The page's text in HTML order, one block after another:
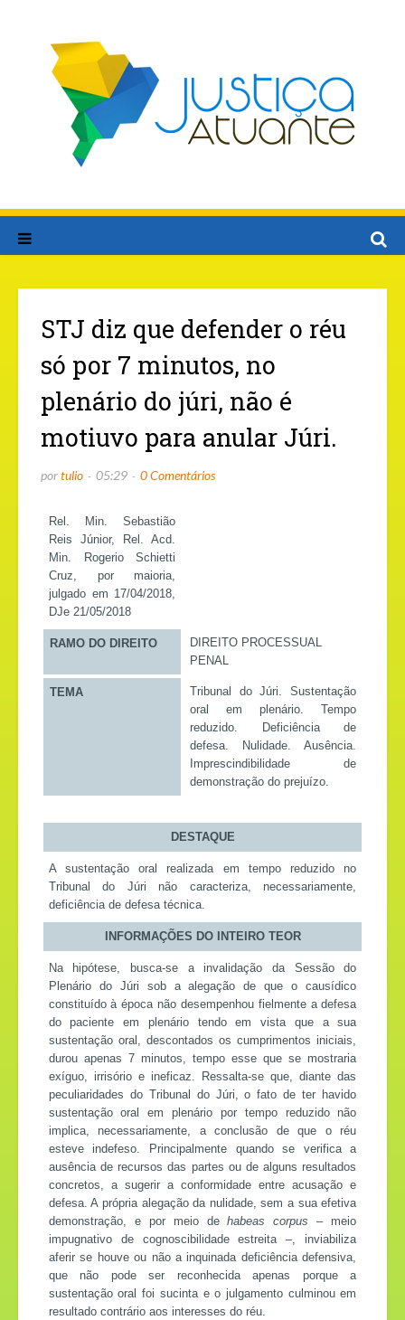
STJ diz que defender o réu
só por 7 minutos, no
plenário do júri, não é
motiuvo para anular Júri.
portulio 05:29 0 Comentários
Rel. Min. Sebastião
Reis Júnior, Rel. Acd.
Min. Rogerio Schietti
Cruz, por maioria,
julgado em 17/04/2018,
DJe 21/05/2018
RAMO DO DIREITO
DIREITO PROCESSUAL
PENAL
TEMA
Tribunal do Júri. Sustentação
oral em plenário. Tempo
reduzido. Deficiência de
defesa. Nulidade. Ausência.
Imprescindibilidade de
demonstração do prejuízo.
DESTAQUE
A sustentação oral realizada em tempo reduzido no
Tribunal do Júri não caracteriza, necessariamente,
deficiência de defesa técnica.
INFORMAÇÕES DO INTEIRO TEOR
Na hipótese, busca-se a invalidação da Sessão do
Plenário do Júri sob a alegação de que o causídico
constituído à época não desempenhou fielmente a defesa
do paciente em plenário tendo em vista que a sua
sustentação oral, descontados os cumprimentos iniciais,
durou apenas 7 minutos, tempo esse que se mostraria
exíguo, irrisório e ineficaz. Ressalta-se que, diante das
peculiaridades do Tribunal do Júri, o fato de ter havido
sustentação oral em plenário por tempo reduzido não
implica, necessariamente, a conclusão de que o réu
esteve indefeso. Principalmente quando se verifica a
ausência de recursos das partes ou de alguns resultados
concretos, a sugerir a conformidade entre acusação e
defesa. A própria alegação da nulidade, sem a sua efetiva
demonstração, e por meio dehabeas corpus – meio
impugnativo de cognoscibilidade estreita –, inviabiliza
aferir se houve ou não a inquinada deficiência defensiva,
que não pode ser reconhecida apenas porque a
sustentação oral foi sucinta e o julgamento culminou em
resultado contrário aos interesses do réu.